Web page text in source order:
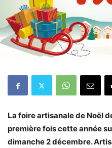
La foire artisanale de Noël
première fois cette année
dimanche 2 décembre.